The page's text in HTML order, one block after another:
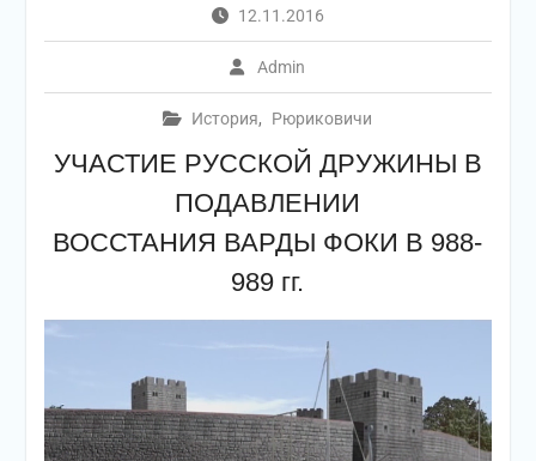
12.11.2016
Admin
История, Рюриковичи
УЧАСТИЕ РУССКОЙ ДРУЖИНЫ В
ПОДАВЛЕНИИ
ВОССТАНИЯ ВАРДЫ ФОКИ В 988-
989 гг.